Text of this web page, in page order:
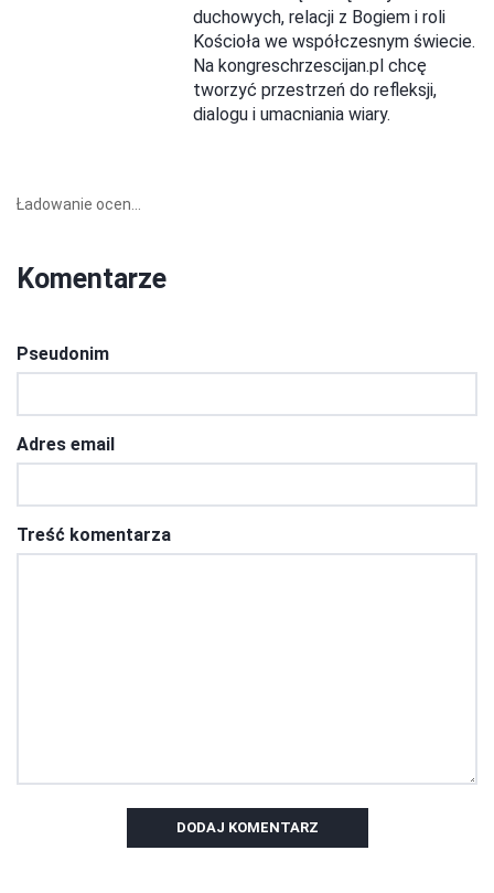
duchowych, relacji z Bogiem i roli
Kościoła we współczesnym świecie.
Na kongreschrzescijan.pl chcę
tworzyć przestrzeń do refleksji,
dialogu i umacniania wiary.
Ładowanie ocen...
Komentarze
Pseudonim
Adres email
Treść komentarza
DODAJ KOMENTARZ